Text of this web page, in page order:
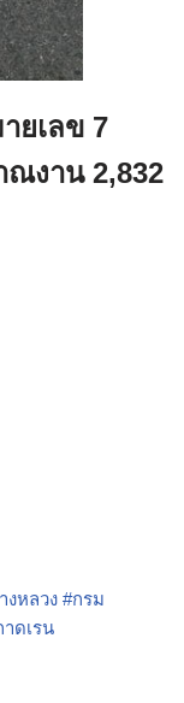
ยเลข 7
งาน 2,832
งหลวง #กรม
าดเรน